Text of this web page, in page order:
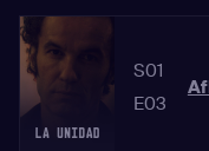
S01
E03